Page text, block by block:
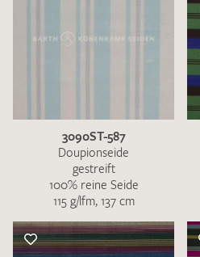
3090ST-587
Doupionseide
gestreift
100% reine Seide
115 g/lfm, 137 cm